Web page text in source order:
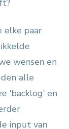
elke paar
wensen en
alle
'backlog' en
input van